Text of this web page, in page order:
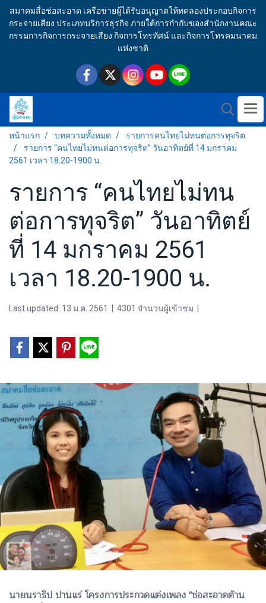
สมาคมสื่อช่อสะอาด เครือข่ายผู้ได้รับอนุญาตให้ทดลองประกอบกิจการ
กระจายเสียง ประเภทบริการธุรกิจ ภายใต้การกำกับของสำนักงานคณะ
กรรมการกิจการกระจายเสียง กิจการโทรทัศน์ และกิจการโทรคมนาคม
แห่งชาติ
หน้าแรก บทความทั้งหมด
รายการคนไทยไม่ทนต่อการทุจริต
รายการ “คนไทยไม่ทนต่อการทุจริต” วันอาทิตย์ที่ 14 มกราคม
2561 เวลา 18.20-1900 น.
รายการ “คนไทยไม่ทน
ต่อการทุจริต” วันอาทิตย์
ที่ 14 มกราคม 2561
เวลา 18.20-1900 น.
Last updated: 13 ม.ค. 2561 4301 จำนวนผู้เข้าชม
นายนราธิป ปานแร่ โครงการประกวดแต่งเพลง "ช่อสะอาดต้าน